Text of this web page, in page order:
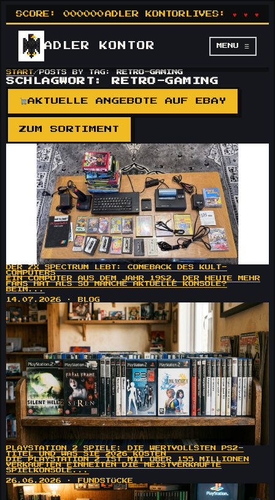
SCORE: 000000ADLER KONTOR LIVES: ♥ ♥ ♥
ADLER KONTOR MENU ☰
START/POSTS BY TAG: RETRO-GAMING
SCHLAGWORT: RETRO-GAMING
AKTUELLE ANGEBOTE AUF EBAY
ZUM SORTIMENT
DER ZX SPECTRUM LEBT: COMEBACK DES KULT-
COMPUTERS
EIN COMPUTER AUS DEM JAHR 1982, DER HEUTE MEHR
FANS HAT ALS SO MANCHE AKTUELLE KONSOLE?
BEIM...
14.07.2026 · BLOG
PLAYSTATION 2 SPIELE: DIE WERTVOLLSTEN PS2-
TITEL UND WAS SIE 2026 KOSTEN
DIE PLAYSTATION 2 IST MIT ÜBER 155 MILLIONEN
VERKAUFTEN EINHEITEN DIE MEISTVERKAUFTE
SPIELKONSOLE...
26.06.2026 · FUNDSTÜCKE